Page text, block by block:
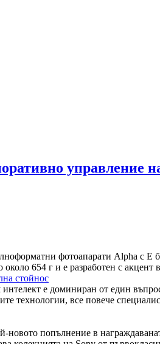
управление
фотоапарати Alpha с
654 г и е разработен с
стойнос
е доминиран от един
технологии, все повече
попълнение в